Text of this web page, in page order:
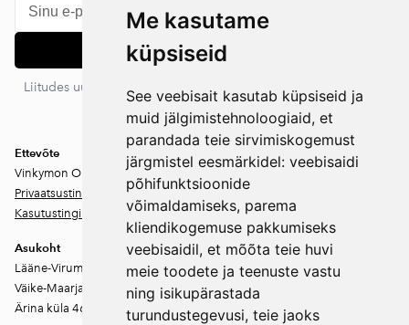
Me kasutame
küpsiseid
See veebisait kasutab küpsiseid ja
muid jälgimistehnoloogiaid, et
parandada teie sirvimiskogemust
järgmistel eesmärkidel: veebisaidi
põhifunktsioonide
võimaldamiseks, parema
kliendikogemuse pakkumiseks
veebisaidil, et mõõta teie huvi
meie toodete ja teenuste vastu
ning isikupärastada
turundustegevusi, teie jaoks
Liitu
Liitudes uudiskirjaga nõustud meie privaatsustingimustega. Sa
võid igal ajal tellimuse tühistada.
Ettevõte
Vinkymon OÜ
Privaatsustingimused
Kasutustingimused
Asukoht
Lääne-Virumaa
Väike-Maarja vald
Ärina küla 46202